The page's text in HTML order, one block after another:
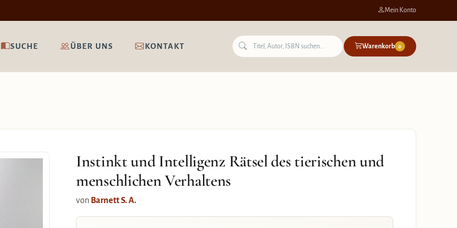
Mein Konto
SUCHE ÜBER UNS KONTAKT Warenkorb 0
Instinkt und Intelligenz Rätsel des tierischen und
menschlichen Verhaltens
von Barnett S. A.